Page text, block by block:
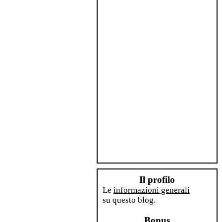
Il profilo
Le informazioni generali
su questo blog.